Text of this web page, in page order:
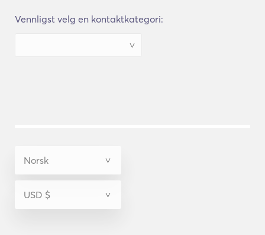
Vennligst velg en kontaktkategori: